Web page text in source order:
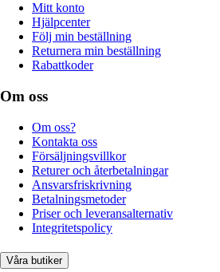
Mitt konto
Hjälpcenter
Följ min beställning
Returnera min beställning
Rabattkoder
Om oss
Om oss?
Kontakta oss
Försäljningsvillkor
Returer och återbetalningar
Ansvarsfriskrivning
Betalningsmetoder
Priser och leveransalternativ
Integritetspolicy
Våra butiker